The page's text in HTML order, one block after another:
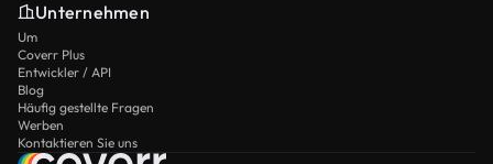
Unternehmen
Um
Coverr Plus
Entwickler / API
Blog
Häufig gestellte Fragen
Werben
Kontaktieren Sie uns